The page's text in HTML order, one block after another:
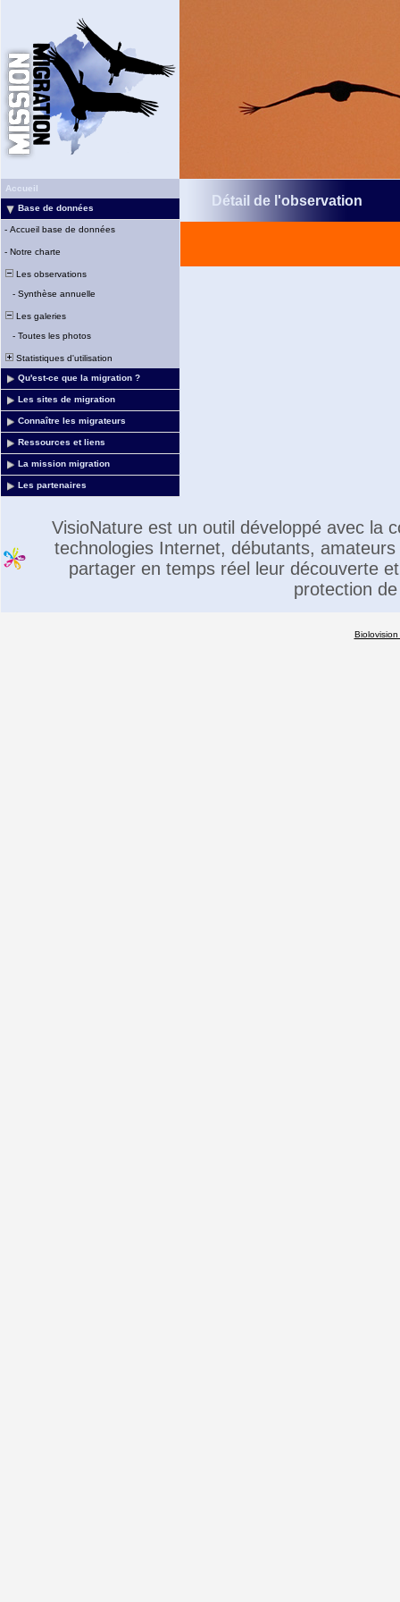
Accueil
Base de données
- Accueil base de données
- Notre charte
Les observations
- Synthèse annuelle
Les galeries
- Toutes les photos
Statistiques d'utilisation
Qu'est-ce que la migration ?
Les sites de migration
Connaître les migrateurs
Ressources et liens
La mission migration
Les partenaires
Détail de l'observation
VisioNature est un outil développé avec la
technologies Internet, débutants,
partager en temps réel leur découverte
protection
Biolovision